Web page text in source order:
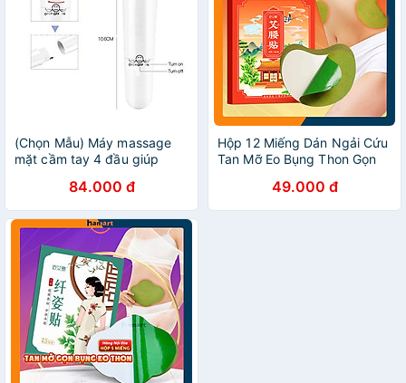
(Chọn Mẫu) Máy massage
mặt cầm tay 4 đầu giúp
xóa thâm quầng mắt (có
hàng sẵn)
84.000 đ
Hộp 12 Miếng Dán Ngải Cứu
Tan Mỡ Eo Bụng Thon Gọn
Quả Tiện Lợi49.000 đ